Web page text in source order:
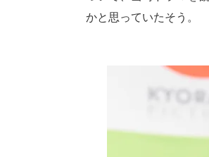
かと思っていたそう。